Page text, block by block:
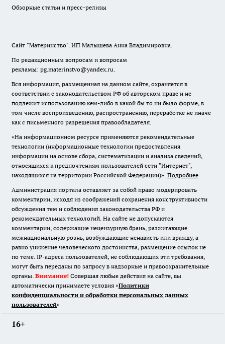
Обзорные статьи и пресс-релизы
Сайт "Материнство". ИП Малышева Анна Владимировна.
По редакционным вопросам и вопросам
рекламы: pg.materinstvo@yandex.ru.
Вся информация, размещенная на данном сайте, охраняется в
соответствии с законодательством РФ об авторском праве и не
подлежит использованию кем-либо в какой бы то ни было форме, в
том числе воспроизведению, распространению, переработке не иначе
как с письменного разрешения правообладателя.
«На информационном ресурсе применяются рекомендательные
технологии (информационные технологии предоставления
информации на основе сбора, систематизации и анализа сведений,
относящихся к предпочтениям пользователей сети "Интернет",
находящихся на территории Российской Федерации)». Подробнее
Администрация портала оставляет за собой право модерировать
комментарии, исходя из соображений сохранения конструктивности
обсуждения тем и соблюдения законодательства РФ и
рекомендательных технологий. На сайте не допускаются
комментарии, содержащие нецензурную брань, разжигающие
межнациональную рознь, возбуждающие ненависть или вражду, а
равно унижение человеческого достоинства, размещение ссылок не
по теме. IP-адреса пользователей, не соблюдающих эти требования,
могут быть переданы по запросу в надзорные и правоохранительные
органы. Внимание! Совершая любые действия на сайте, вы
автоматически принимаете условия «Политики
конфиденциальности и обработки персональных данных
пользователей»
16+